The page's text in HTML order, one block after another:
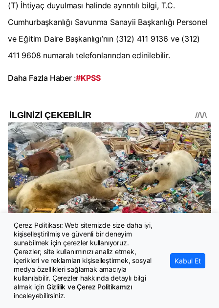
(T) İhtiyaç duyulması halinde ayrıntılı bilgi, T.C.
Cumhurbaşkanlığı Savunma Sanayii Başkanlığı Personel
ve Eğitim Daire Başkanlıgı’nın (312) 411 9136 ve (312)
411 9608 numaralı telefonlarından edinilebilir.
Daha Fazla Haber :#KPSS
Çerez Politikası: Web sitemizde size daha iyi,
kişiselleştirilmiş ve güvenli bir deneyim
sunabilmek için çerezler kullanıyoruz.
Çerezler; site kullanımınızı analiz etmek,
içerikleri ve reklamları kişiselleştirmek, sosyal
medya özellikleri sağlamak amacıyla
kullanılabilir. Çerezler hakkında detaylı bilgi
almak için Gizlilik ve Çerez Politikamızı
inceleyebilirsiniz.
Kabul Et